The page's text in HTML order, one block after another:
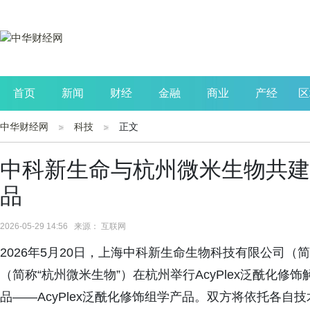
首页 新闻 财经 金融 商业 产经
公司 生活 读书
中华财经网 科技 正文
中科新生命与杭州微米生物共
品
2026-05-29 14:56 来源： 互联网
2026年5月20日，上海中科新生命生物科技有限公司（
（简称“杭州微米生物”）在杭州举行AcyPlex泛酰化修
品——AcyPlex泛酰化修饰组学产品。双方将依托各自